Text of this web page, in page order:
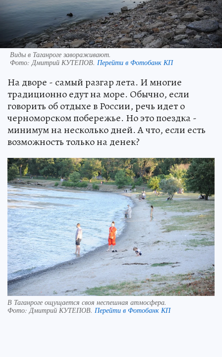
Виды в Таганроге завораживают.
Фото:Дмитрий КУТЕПОВ. Перейти в Фотобанк КП
На дворе - самый разгар лета. И многие
традиционно едут на море. Обычно, если
говорить об отдыхе в России, речь идет о
черноморском побережье. Но это поездка -
минимум на несколько дней. А что, если есть
возможность только на денек?
В Таганроге ощущается своя неспешная атмосфера.
Фото:Дмитрий КУТЕПОВ. Перейти в Фотобанк КП